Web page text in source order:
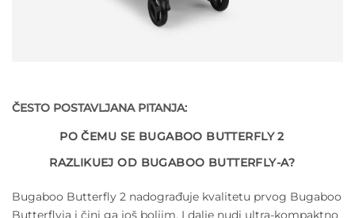
ČESTO POSTAVLJANA PITANJA:
PO ČEMU SE BUGABOO BUTTERFLY 2
RAZLIKUEJ OD BUGABOO BUTTERFLY-A?
Bugaboo Butterfly 2 nadograđuje kvalitetu prvog Bugaboo
Butterflyja i čini ga još boljim. I dalje nudi ultra-kompaktno